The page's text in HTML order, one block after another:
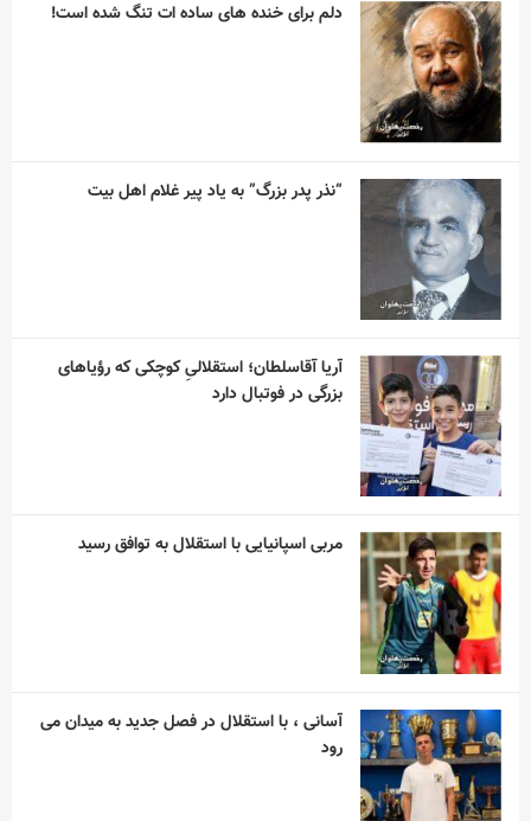
دلم برای خنده های ساده ات تنگ شده است!
“نذر پدر بزرگ” به یاد پیر غلام اهل بیت
آریا آقاسلطان؛ استقلالیِ کوچکی که رؤیاهای
بزرگی در فوتبال دارد
مربی اسپانیایی با استقلال به توافق رسید
آسانی ، با استقلال در فصل جدید به میدان می
رود